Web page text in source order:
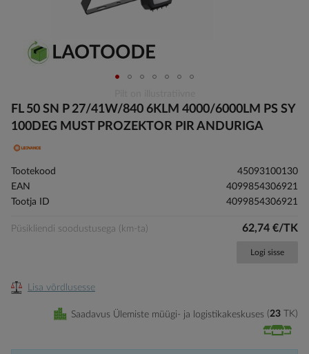
to
the
of
images
gallery
FL 50 SN P 27/41W/840 6KLM 4000/6000LM PS SY
100DEG MUST PROZEKTOR PIR ANDURIGA
Tootekood
45093100130
EAN
4099854306921
Tootja ID
4099854306921
Püsikliendi soodustusega (km-ta) 62,74 €/TK
Logi sisse
Lisa võrdlusesse
Saadavus Ülemiste müügi- ja logistikakeskuses 23 TK